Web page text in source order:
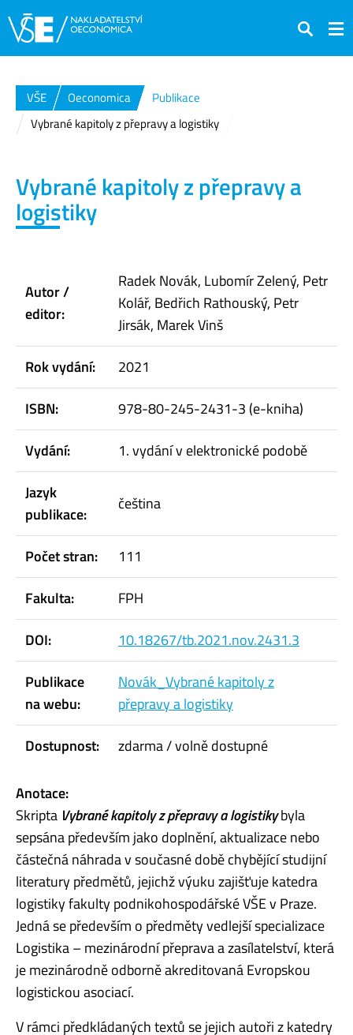
Hledat
VŠE Oeconomica
Publikace
Vybrané kapitoly z přepravy a logistiky
Vybrané kapitoly z přepravy a
logistiky
Autor /
editor:
Radek Novák, Lubomír Zelený, Petr
Kolář, Bedřich Rathouský, Petr
Jirsák, Marek Vinš
Rok vydání:
2021
ISBN:
978-80-245-2431-3 (e-kniha)
Vydání:
1. vydání v elektronické podobě
Jazyk
publikace:
čeština
Počet stran:
111
Fakulta:
FPH
DOI:
10.18267/tb.2021.nov.2431.3
Publikace
na webu:
Novák_Vybrané kapitoly z
přepravy a logistiky
Dostupnost:
zdarma / volně dostupné
Anotace:
Skripta Vybrané kapitoly z přepravy a logistikybyla
sepsána především jako doplnění, aktualizace nebo
částečná náhrada v současné době chybějící studijní
literatury předmětů, jejichž výuku zajišťuje katedra
logistiky fakulty podnikohospodářské VŠE v Praze.
Jedná se především o předměty vedlejší specializace
Logistika – mezinárodní přeprava a zasílatelství, která
je mezinárodně odborně akreditovaná Evropskou
logistickou asociací.
V rámci předkládaných textů se jejich autoři z katedry